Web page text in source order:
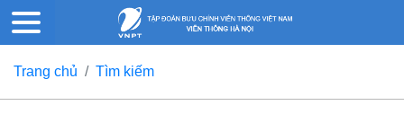
Trang chủ Tìm kiếm